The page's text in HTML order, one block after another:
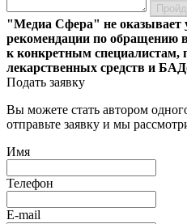
"Медиа Сфера" не оказывает
рекомендации по обращению
к конкретным специалистам,
лекарственных средств и
Подать заявку
Вы можете стать автором
отправьте заявку и мы
Имя
Телефон
E-mail